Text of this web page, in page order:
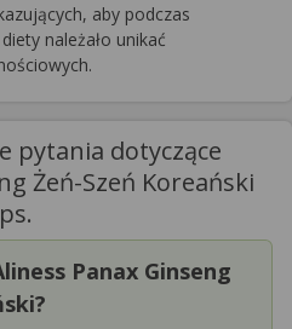
aby podczas
należało unikać
pytania dotyczące
Żeń-Szeń Koreański
Panax Ginseng